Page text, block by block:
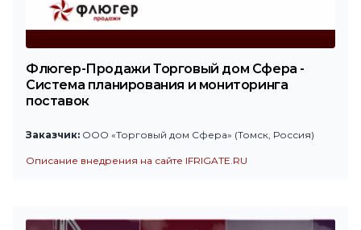
Флюгер-Продажи Торговый дом Сфера -
Система планирования и мониторинга
поставок
Заказчик: ООО «Торговый дом Сфера» (Томск, Россия)
Описание внедрения на сайте IFRIGATE.RU